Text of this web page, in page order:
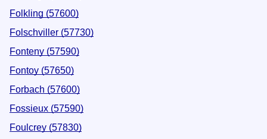
Folkling (57600)
Folschviller (57730)
Fonteny (57590)
Fontoy (57650)
Forbach (57600)
Fossieux (57590)
Foulcrey (57830)